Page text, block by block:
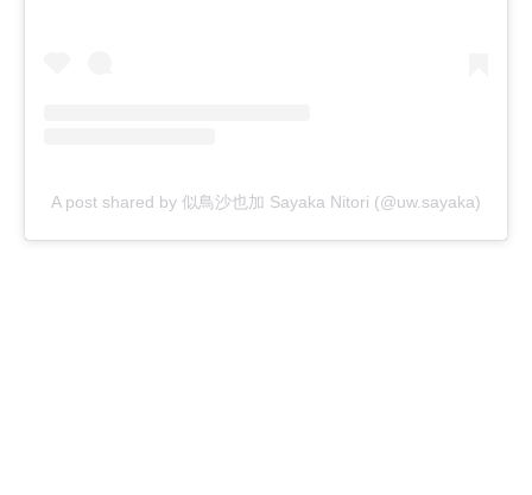
A post shared by 似鳥沙也加 Sayaka Nitori (@uw.sayaka)